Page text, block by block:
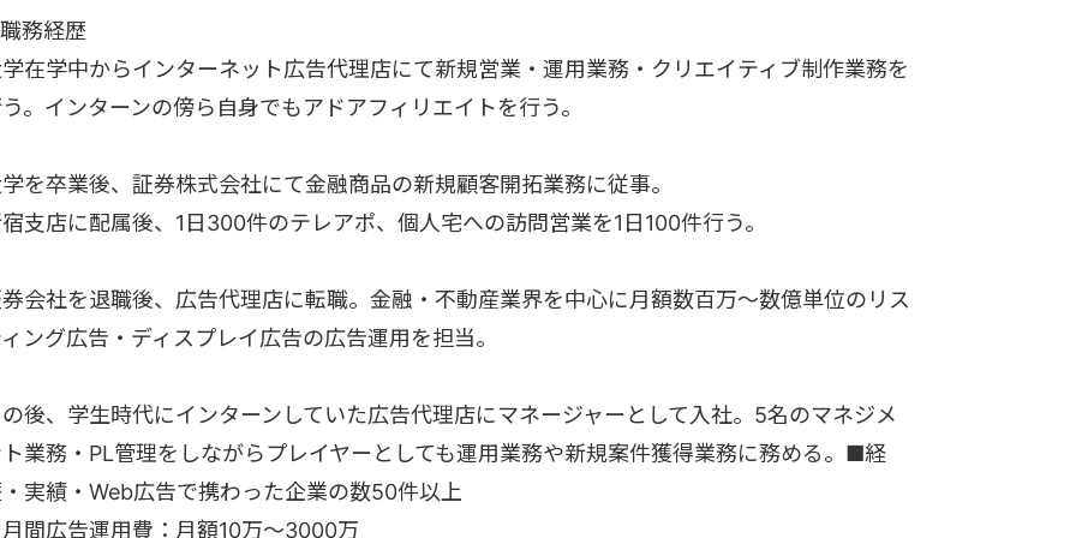
務経歴
在学中からインターネット広告代理店にて新規営業・運用業務・クリエイティブ制作業務を
。インターンの傍ら自身でもアドアフィリエイトを行う。
を卒業後、証券株式会社にて金融商品の新規顧客開拓業務に従事。
支店に配属後、1日300件のテレアポ、個人宅への訪問営業を1日100件行う。
会社を退職後、広告代理店に転職。金融・不動産業界を中心に月額数百万～数億単位のリス
ング広告・ディスプレイ広告の広告運用を担当。
後、学生時代にインターンしていた広告代理店にマネージャーとして入社。5名のマネジメ
業務・PL管理をしながらプレイヤーとしても運用業務や新規案件獲得業務に務める。■経
実績・Web広告で携わった企業の数50件以上
間広告運用費：月額10万～3000万